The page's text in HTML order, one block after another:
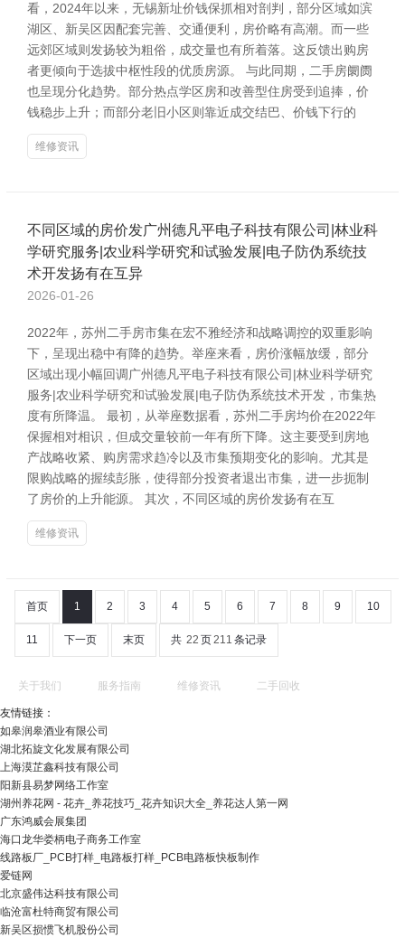
看，2024年以来，无锡新址价钱保抓相对剖判，部分区域如滨
湖区、新吴区因配套完善、交通便利，房价略有高潮。而一些
远郊区域则发扬较为粗俗，成交量也有所着落。这反馈出购房
者更倾向于选拔中枢性段的优质房源。 与此同期，二手房阛阓
也呈现分化趋势。部分热点学区房和改善型住房受到追捧，价
钱稳步上升；而部分老旧小区则靠近成交结巴、价钱下行的
维修资讯
不同区域的房价发广州德凡平电子科技有限公司|林业科
学研究服务|农业科学研究和试验发展|电子防伪系统技
术开发扬有在互异
2026-01-26
2022年，苏州二手房市集在宏不雅经济和战略调控的双重影响
下，呈现出稳中有降的趋势。举座来看，房价涨幅放缓，部分
区域出现小幅回调广州德凡平电子科技有限公司|林业科学研究
服务|农业科学研究和试验发展|电子防伪系统技术开发，市集热
度有所降温。 最初，从举座数据看，苏州二手房均价在2022年
保握相对相识，但成交量较前一年有所下降。这主要受到房地
产战略收紧、购房需求趋冷以及市集预期变化的影响。尤其是
限购战略的握续彭胀，使得部分投资者退出市集，进一步扼制
了房价的上升能源。 其次，不同区域的房价发扬有在互
维修资讯
首页 1 2 3 4 5 6 7 8 9 10
11 下一页 末页 共 22 页211 条记录
关于我们 服务指南 维修资讯 二手回收
友情链接：
如皋润皋酒业有限公司
湖北拓旋文化发展有限公司
上海漠芷鑫科技有限公司
阳新县易梦网络工作室
湖州养花网 - 花卉_养花技巧_花卉知识大全_养花达人第一网
广东鸿威会展集团
海口龙华娄柄电子商务工作室
线路板厂_PCB打样_电路板打样_PCB电路板快板制作
爱链网
北京盛伟达科技有限公司
临沧富杜特商贸有限公司
新吴区损惯飞机股份公司